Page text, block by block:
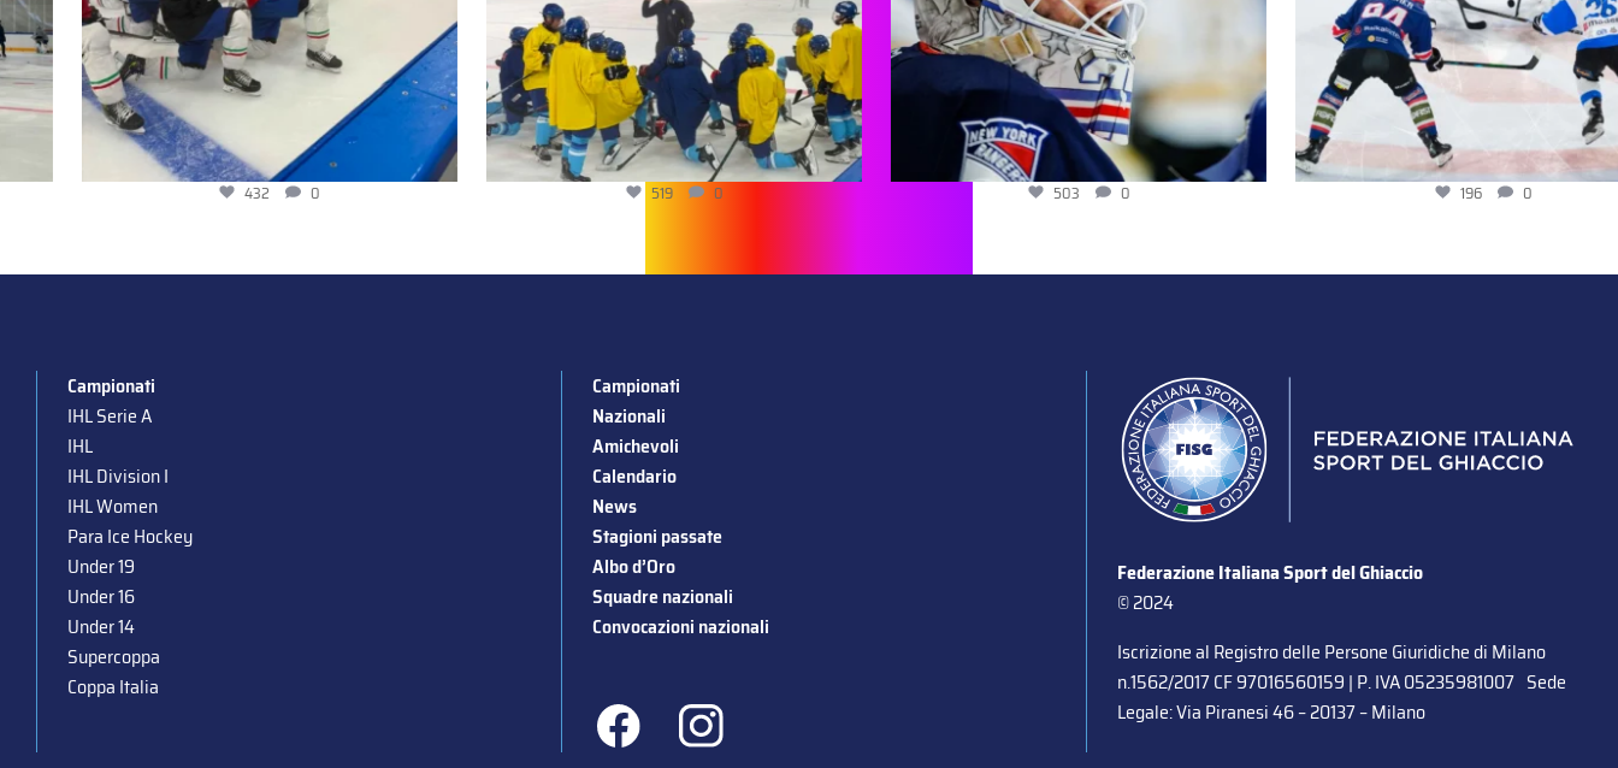
0 0 0 0
Campionati
IHL Serie A
IHL
IHL Division I
IHL Women
Para Ice Hockey
Under 19
Under 16
Under 14
Supercoppa
Coppa Italia
Campionati
Nazionali
Amichevoli
Calendario
News
Stagioni passate
Albo d’Oro
Squadre nazionali
Convocazioni nazionali
Federazione Italiana Sport del Ghiaccio
© 2024
Iscrizione al Registro delle Persone Giuridiche di Milano
n.1562/2017 CF 97016560159 | P. IVA 05235981007 Sede
Legale: Via Piranesi 46 – 20137 – Milano